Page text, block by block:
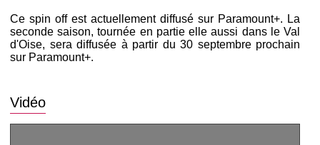
Ce spin off est actuellement diffusé sur Paramount+. La
seconde saison, tournée en partie elle aussi dans le Val
d'Oise, sera diffusée à partir du 30 septembre prochain
sur Paramount+.
Vidéo